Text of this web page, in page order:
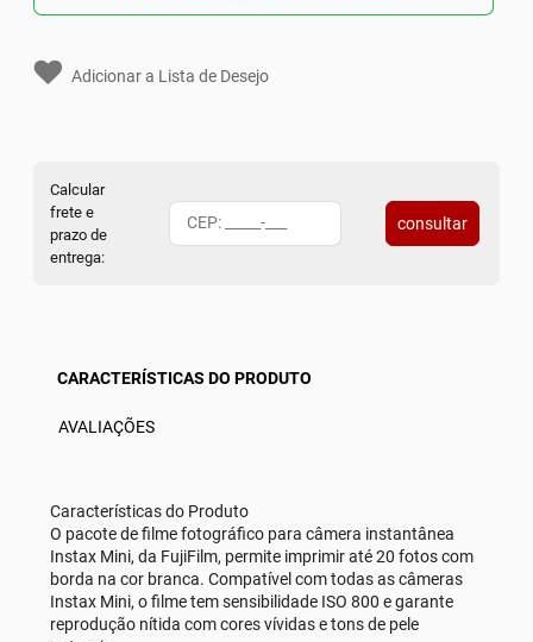
Adicionar a Lista de Desejo
Calcular
frete e
prazo de
entrega:
consultar
CARACTERÍSTICAS DO PRODUTO
AVALIAÇÕES
Características do Produto
O pacote de filme fotográfico para câmera instantânea
Instax Mini, da FujiFilm, permite imprimir até 20 fotos com
borda na cor branca. Compatível com todas as câmeras
Instax Mini, o filme tem sensibilidade ISO 800 e garante
reprodução nítida com cores vívidas e tons de pele